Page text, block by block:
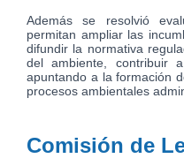
Además se resolvió
permitan ampliar las
difundir la normativa
del ambiente, contribuir
apuntando a la formación
procesos ambientales
Comisión de